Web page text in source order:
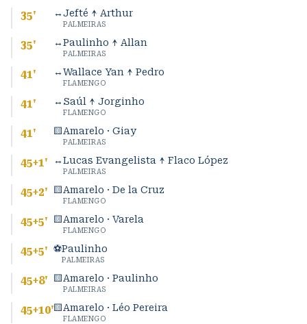
35' ↔Jefté ↑ Arthur
PALMEIRAS
35' ↔Paulinho ↑ Allan
PALMEIRAS
41' ↔Wallace Yan ↑ Pedro
FLAMENGO
41' ↔ Saúl ↑ Jorginho
FLAMENGO
41' 🟨Amarelo · Giay
PALMEIRAS
45+1' ↔Lucas Evangelista ↑ Flaco López
PALMEIRAS
45+2' 🟨Amarelo · De la Cruz
FLAMENGO
45+5' 🟨Amarelo · Varela
FLAMENGO
45+5' ⚽Paulinho
PALMEIRAS
45+8' 🟨Amarelo · Paulinho
PALMEIRAS
45+10'🟨Amarelo · Léo Pereira
FLAMENGO